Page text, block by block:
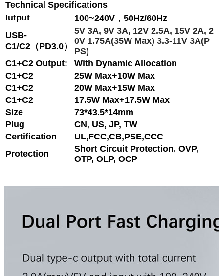
Technical Specifications
Iutput
100~240V，50Hz/60Hz
USB-
C1/C2（PD3.0）
5V 3A, 9V 3A, 12V 2.5A, 15V 2A, 2
0V 1.75A(35W Max) 3.3-11V 3A(P
PS)
C1+C2 Output:
With Dynamic Allocation
C1+C2
25W Max+10W Max
C1+C2
20W Max+15W Max
C1+C2
17.5W Max+17.5W Max
Size
73*43.5*14mm
Plug
CN, US, JP, TW
Certification
UL,FCC,CB,PSE,CCC
Protection
Short Circuit Protection, OVP,
OTP, OLP, OCP